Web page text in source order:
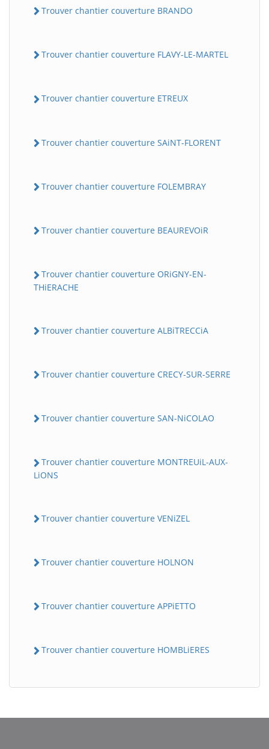
Trouver chantier couverture BRANDO
Trouver chantier couverture FLAVY-LE-MARTEL
Trouver chantier couverture ETREUX
Trouver chantier couverture SAiNT-FLORENT
Trouver chantier couverture FOLEMBRAY
Trouver chantier couverture BEAUREVOiR
Trouver chantier couverture ORiGNY-EN-
THiERACHE
Trouver chantier couverture ALBiTRECCiA
Trouver chantier couverture CRECY-SUR-SERRE
Trouver chantier couverture SAN-NiCOLAO
Trouver chantier couverture MONTREUiL-AUX-
LiONS
Trouver chantier couverture VENiZEL
Trouver chantier couverture HOLNON
Trouver chantier couverture APPiETTO
Trouver chantier couverture HOMBLiERES
BatiWebPro